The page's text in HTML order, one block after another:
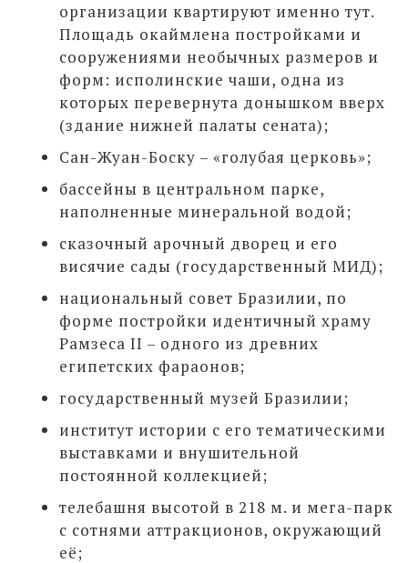
организации квартируют именно тут.
Площадь окаймлена постройками и
сооружениями необычных размеров и
форм: исполинские чаши, одна из
которых перевернута донышком вверх
(здание нижней палаты сената);
Сан-Жуан-Боску – «голубая церковь»;
бассейны в центральном парке,
наполненные минеральной водой;
сказочный арочный дворец и его
висячие сады (государственный МИД);
национальный совет Бразилии, по
форме постройки идентичный храму
Рамзеса II – одного из древних
египетских фараонов;
государственный музей Бразилии;
институт истории с его тематическими
выставками и внушительной
постоянной коллекцией;
телебашня высотой в 218 м. и мега-парк
с сотнями аттракционов, окружающий
её;